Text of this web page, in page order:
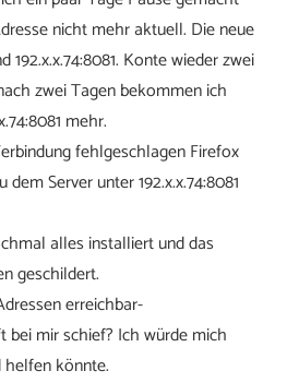
nicht mehr aktuell. Die neue
192.x.x.74:8081. Konte wieder zwei
zwei Tagen bekommen ich
mehr.
fehlgeschlagen Firefox
Server unter 192.x.x.74:8081
alles installiert und das
geschildert.
erreichbar-
bei mir schief? Ich würde mich
könnte.